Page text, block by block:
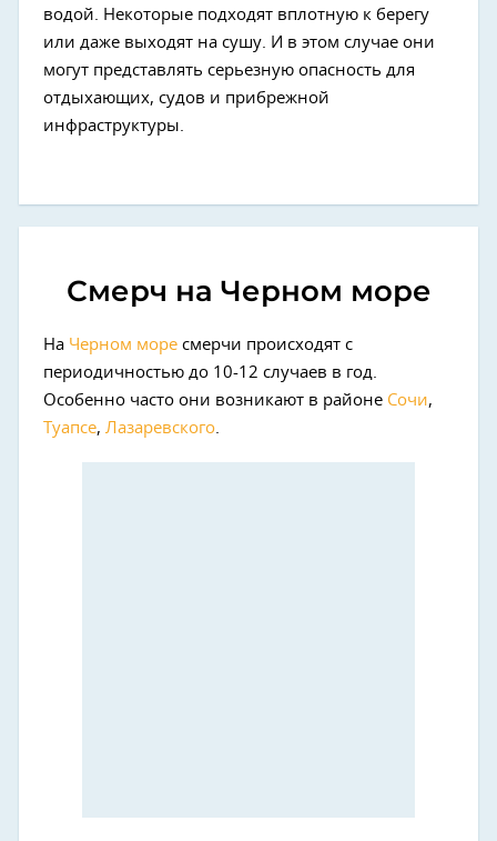
водой. Некоторые подходят вплотную к берегу
или даже выходят на сушу. И в этом случае они
могут представлять серьезную опасность для
отдыхающих, судов и прибрежной
инфраструктуры.
Смерч на Черном море
На Черном море смерчи происходят с
периодичностью до 10-12 случаев в год.
Особенно часто они возникают в районе Сочи,
Туапсе, Лазаревского.